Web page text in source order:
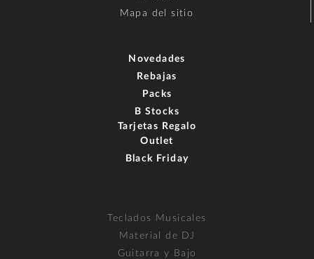
Mapa del sitio
Novedades
Rebajas
Packs
B Stocks
Tarjetas Regalo
Outlet
Black Friday
Teclados Musicales
Material de DJ
Guitarra y Bajo